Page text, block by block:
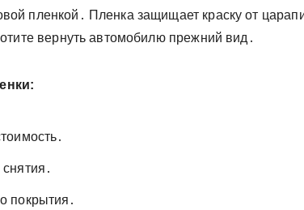
пленкой․ Пленка защищает краску от
вернуть автомобилю прежний вид․
покрытия․